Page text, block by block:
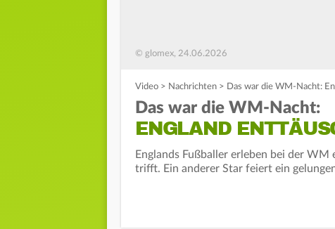
© glomex, 24.06.2026
Video > Nachrichten > Das war die WM-Nacht:
Das war die WM-Nacht:
ENGLAND
Englands Fußballer erleben bei der
trifft. Ein anderer Star feiert ein